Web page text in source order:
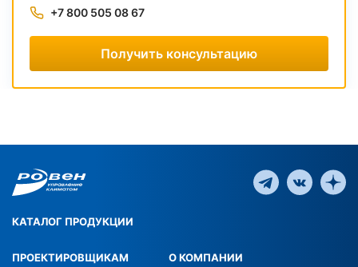
+7 800 505 08 67
Получить консультацию
КАТАЛОГ ПРОДУКЦИИ
ПРОЕКТИРОВЩИКАМ О КОМПАНИИ